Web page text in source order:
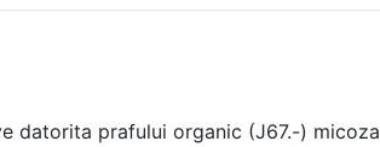
datorita prafului organic (J67.-) micoza